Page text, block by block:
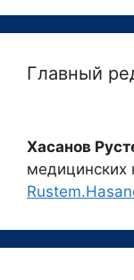
Главный
Хасанов
медицинских